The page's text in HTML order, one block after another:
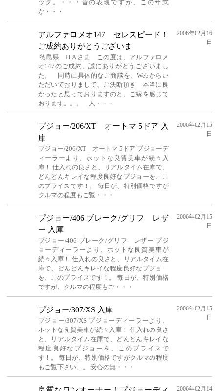
ック。・・・昔の表現ですが、この年式
か・・・
アルファロメオ147 セレスピード！
ご成約ありがとうございま
徳島県 H.A さま この度は、アルファロメ
オ147のご成約、誠にありがとうございまし
た。 同時に具体的なご商談を、Webからい
ただいておりまして、ご決断頂き 本当に良
かったと思っておりますのと、ご縁を感じて
おります。。。 人・・・
2006年02月16
日
プジョー/206/XT オートマ 5ドア 入
庫
プジョー/206/XT オートマ 5ドア プジョーデ
ィーラーより、ホットな良質美車が続々入
庫！ 仕入れの良さと、リアルタイム在庫で、
どんどんキレイな程度良好なプジョーを、こ
のプライスです！。 毎日が、特別価格ですが
クルマの程度もご覧・・・
2006年02月15
日
プジョー/406 ブレーク/グリフ レザ
ー 入庫
プジョー/406 ブレーク/グリフ レザー プジ
ョーディーラーより、ホットな良質美車が
続々入庫！ 仕入れの良さと、リアルタイム在
庫で、どんどんキレイな程度良好なプジョー
を、このプライスです！。 毎日が、特別価格
ですが、クルマの程度もご・・・
2006年02月15
日
プジョー/307/XS 入庫
プジョー/307/XS プジョーディーラーより、
ホットな良質美車が続々入庫！ 仕入れの良さ
と、リアルタイム在庫で、どんどんキレイな
程度良好なプジョーを、このプライスで
す！。 毎日が、特別価格ですがクルマの程度
もご覧下さい…。 安心の無・・・
2006年02月15
日
2006年02月14